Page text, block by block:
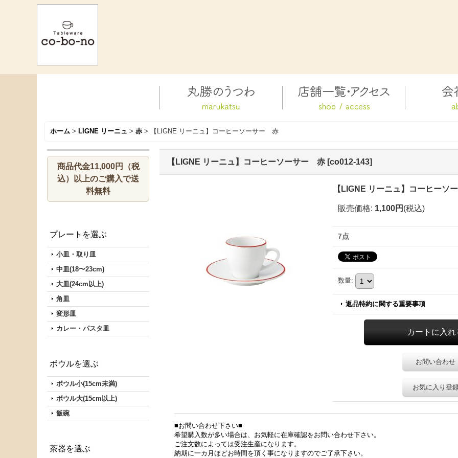
ホーム > LIGNE リーニュ > 赤 > 【LIGNE リーニュ】コーヒーソーサー 赤
商品代金11,000円（税
込）以上のご購入で送
料無料
プレートを選ぶ
小皿・取り皿
中皿(18〜23cm)
大皿(24cm以上)
角皿
変形皿
カレー・パスタ皿
ボウルを選ぶ
ボウル小(15cm未満)
ボウル大(15cm以上)
飯碗
茶器を選ぶ
【LIGNE リーニュ】コーヒーソーサー 赤 [co012-143]
【LIGNE リーニュ】コーヒーソ
販売価格: 1,100円 (税込)
7点
数量:
返品特約に関する重要事項
お問い合わせ
お気に入り登
■お問い合わせ下さい■
希望購入数が多い場合は、お気軽に在庫確認をお問い合わせ下さい。
ご注文数によっては受注生産になります。
納期に一カ月ほどお時間を頂く事になりますのでご了承下さい。